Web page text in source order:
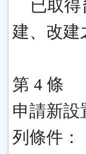
已取得
建、改建
第 4 條
申請新設
列條件：